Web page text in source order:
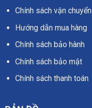
Chính sách vận chuyển
Hướng dẫn mua hàng
Chính sách bảo hành
Chính sách bảo mật
Chính sách thanh toán